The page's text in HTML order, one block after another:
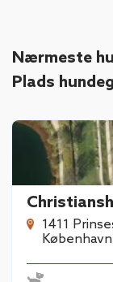
Nærmeste
Plads
1411